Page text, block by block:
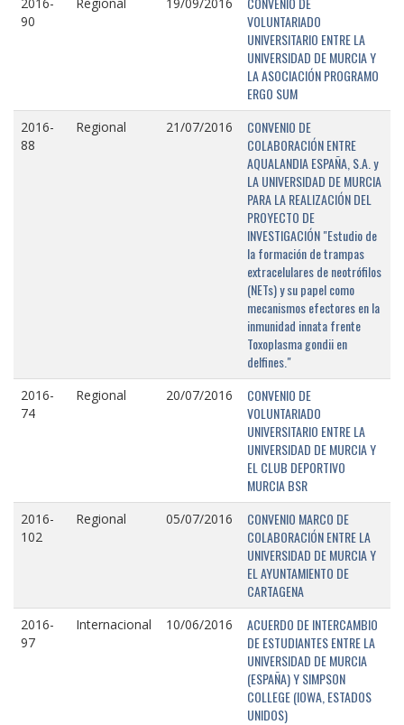
90
VOLUNTARIADO
UNIVERSITARIO ENTRE LA
UNIVERSIDAD DE MURCIA Y
LA ASOCIACIÓN PROGRAMO
ERGO SUM
2016-
88
Regional 21/07/2016
CONVENIO DE
COLABORACIÓN ENTRE
AQUALANDIA ESPAÑA, S.A. y
LA UNIVERSIDAD DE MURCIA
PARA LA REALIZACIÓN DEL
PROYECTO DE
INVESTIGACIÓN "Estudio de
la formación de trampas
extracelulares de neotrófilos
(NETs) y su papel como
mecanismos efectores en la
inmunidad innata frente
Toxoplasma gondii en
delfines."
2016-
74
Regional 20/07/2016
CONVENIO DE
VOLUNTARIADO
UNIVERSITARIO ENTRE LA
UNIVERSIDAD DE MURCIA Y
EL CLUB DEPORTIVO
MURCIA BSR
2016-
102
Regional 05/07/2016
CONVENIO MARCO DE
COLABORACIÓN ENTRE LA
UNIVERSIDAD DE MURCIA Y
EL AYUNTAMIENTO DE
CARTAGENA
2016-
97
Internacional 10/06/2016
ACUERDO DE INTERCAMBIO
DE ESTUDIANTES ENTRE LA
UNIVERSIDAD DE MURCIA
(ESPAÑA) Y SIMPSON
COLLEGE (IOWA, ESTADOS
UNIDOS)